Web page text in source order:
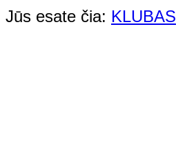
Jūs esate čia: KLUBAS